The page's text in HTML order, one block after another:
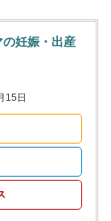
妊娠・出産
15日